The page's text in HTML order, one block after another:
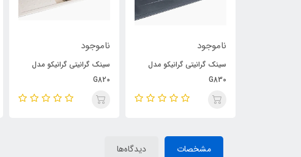
ناموجود
سینک گرانیتی گرانیکو مدل
G830
ناموجود
سینک گرانیتی گرانیکو مدل
G820
مشخصات دیدگاه‌ها